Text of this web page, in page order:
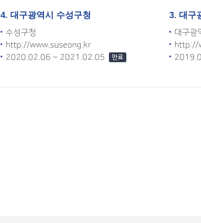
4. 대구광역시 수성구청
수성구청
http://www.suseong.kr
2020.02.06 ~ 2021.02.05
만료
3. 대구
대구광
http://